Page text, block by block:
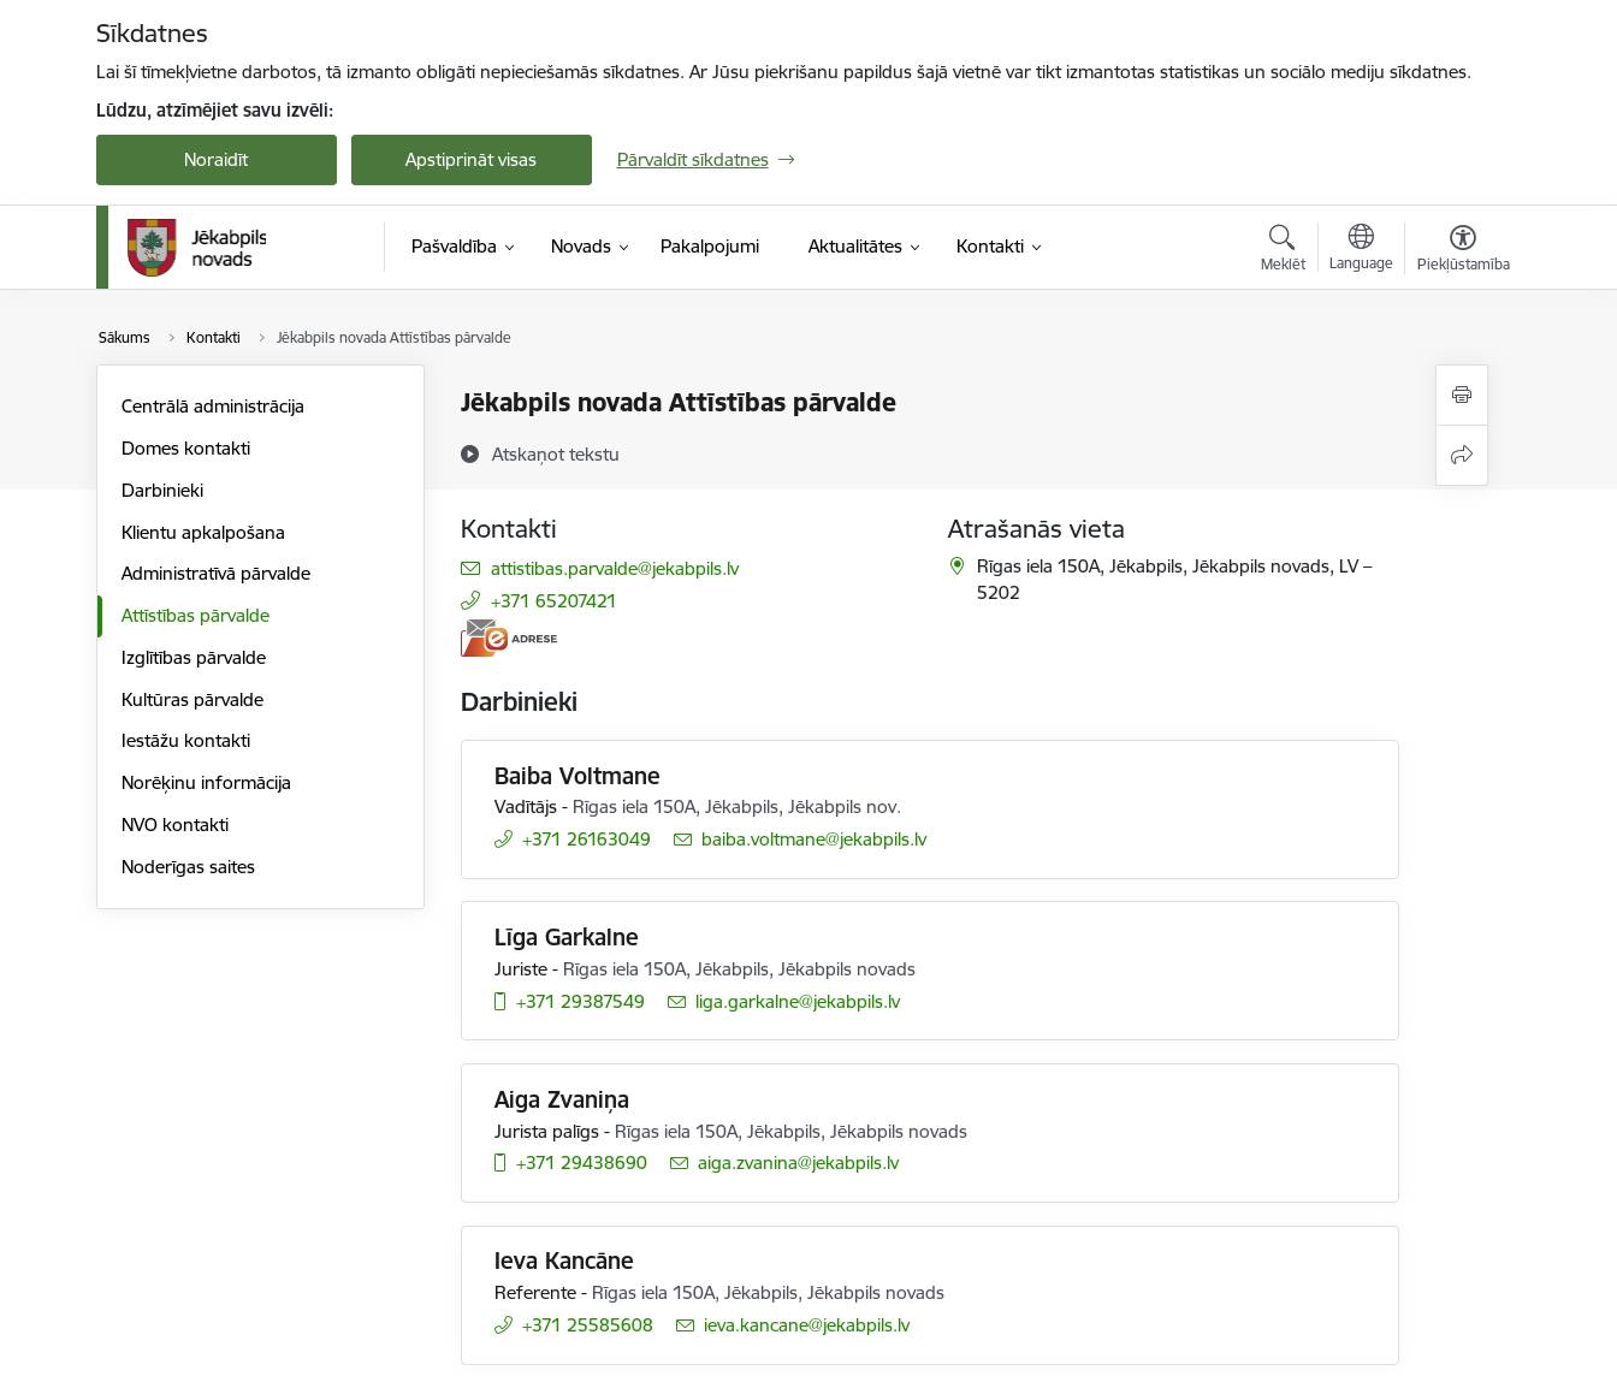
Sīkdatnes
Lai šī tīmekļvietne darbotos, tā izmanto obligāti nepieciešamās sīkdatnes. Ar Jūsu piekrišanu papildus šajā vietnē var tikt izmantotas statistikas un sociālo mediju sīkdatnes.
Lūdzu, atzīmējiet savu izvēli:
Noraidīt Apstiprināt visas Pārvaldīt sīkdatnes
Pašvaldība Novads Pakalpojumi Aktualitātes Kontakti
Meklēt Language Piekļūstamība
Sākums Kontakti Jēkabpils novada Attīstības pārvalde
Jēkabpils novada Attīstības pārvalde
Atskaņot tekstu
Centrālā administrācija
Domes kontakti
Darbinieki
Klientu apkalpošana
Administratīvā pārvalde
Attīstības pārvalde
Izglītības pārvalde
Kultūras pārvalde
Iestāžu kontakti
Norēķinu informācija
NVO kontakti
Noderīgas saites
Kontakti
E-pasts:
attistibas.parvalde@jekabpils.lv
+371 65207421
Atrašanās vieta
Rīgas iela 150A, Jēkabpils, Jēkabpils novads, LV –
5202
Darbinieki
Baiba Voltmane
Vadītājs - Rīgas iela 150A, Jēkabpils, Jēkabpils nov.
+371 26163049
E-pasts:
baiba.voltmane@jekabpils.lv
Līga Garkalne
Juriste - Rīgas iela 150A, Jēkabpils, Jēkabpils novads
+371 29387549
E-pasts:
liga.garkalne@jekabpils.lv
Aiga Zvaniņa
Jurista palīgs - Rīgas iela 150A, Jēkabpils, Jēkabpils novads
+371 29438690
E-pasts:
aiga.zvanina@jekabpils.lv
Ieva Kancāne
Referente - Rīgas iela 150A, Jēkabpils, Jēkabpils novads
+371 25585608
E-pasts:
ieva.kancane@jekabpils.lv